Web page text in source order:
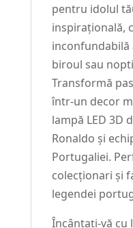
pentru idolul
inspirațională,
inconfundabilă
biroul sau
Transformă
într-un decor
lampă LED 3D
Ronaldo și
Portugaliei.
colecționari și
legendei
Încântați-vă cu